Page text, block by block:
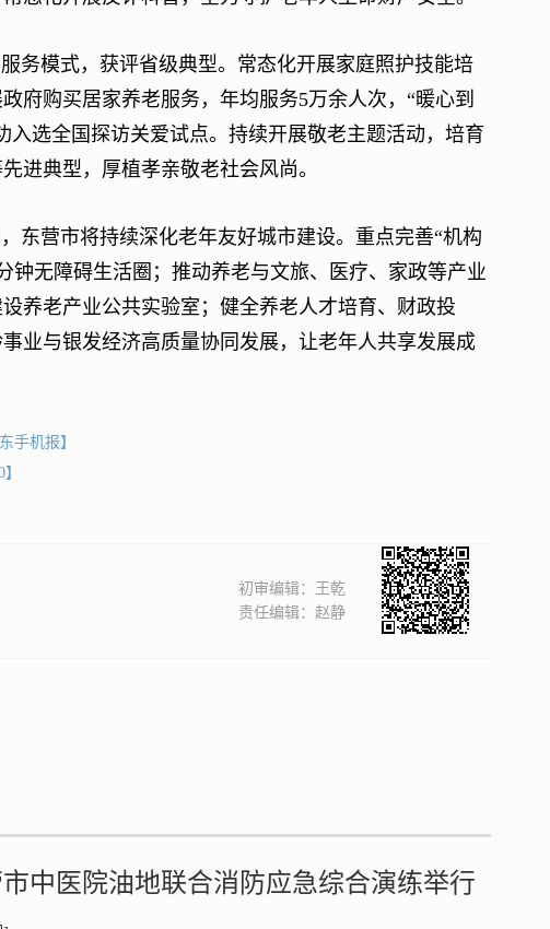
模式，获评省级典型。常态化开展家庭照护技能培
府购买居家养老服务，年均服务5万余人次，“暖心到
入选全国探访关爱试点。持续开展敬老主题活动，培育
进典型，厚植孝亲敬老社会风尚。
营市将持续深化老年友好城市建设。重点完善“机构
钟无障碍生活圈；推动养老与文旅、医疗、家政等产业
养老产业公共实验室；健全养老人才培育、财政投
业与银发经济高质量协同发展，让老年人共享发展成
手机报】
初审编辑：王乾
责任编辑：赵静
中医院油地联合消防应急综合演练举行